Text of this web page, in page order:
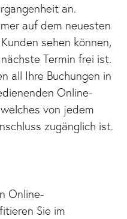
an.
auf dem neuesten
sehen können,
Termin frei ist.
all Ihre Buchungen in
Online-
von jedem
zugänglich ist.
Online-
Sie im